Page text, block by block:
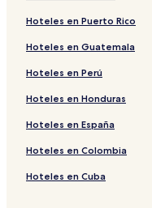
Hoteles en Puerto Rico
Hoteles en Guatemala
Hoteles en Perú
Hoteles en Honduras
Hoteles en España
Hoteles en Colombia
Hoteles en Cuba